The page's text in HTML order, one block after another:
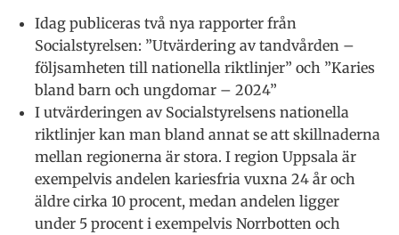
Idag publiceras två nya rapporter från
Socialstyrelsen: ”Utvärdering av tandvården –
följsamheten till nationella riktlinjer” och ”Karies
bland barn och ungdomar – 2024”
I utvärderingen av Socialstyrelsens nationella
riktlinjer kan man bland annat se att skillnaderna
mellan regionerna är stora. I region Uppsala är
exempelvis andelen kariesfria vuxna 24 år och
äldre cirka 10 procent, medan andelen ligger
under 5 procent i exempelvis Norrbotten och